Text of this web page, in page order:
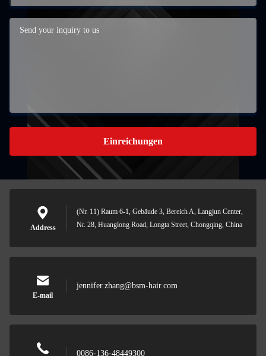
Einreichungen
Address
(Nr. 11) Raum 6-1, Gebäude 3, Bereich A, Langjun Center,
Nr. 28, Huanglong Road, Longta Street, Chongqing, China
E-mail
jennifer.zhang@bsm-hair.com
0086-136-48449300